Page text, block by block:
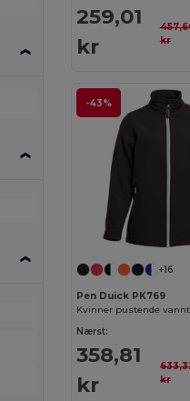
259,01
kr
kr
-43%
+16
Pen Duick PK769
Nærst:
358,81
kr
kr